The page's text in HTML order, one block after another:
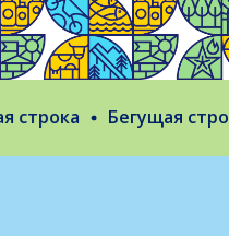
Бегущая строка